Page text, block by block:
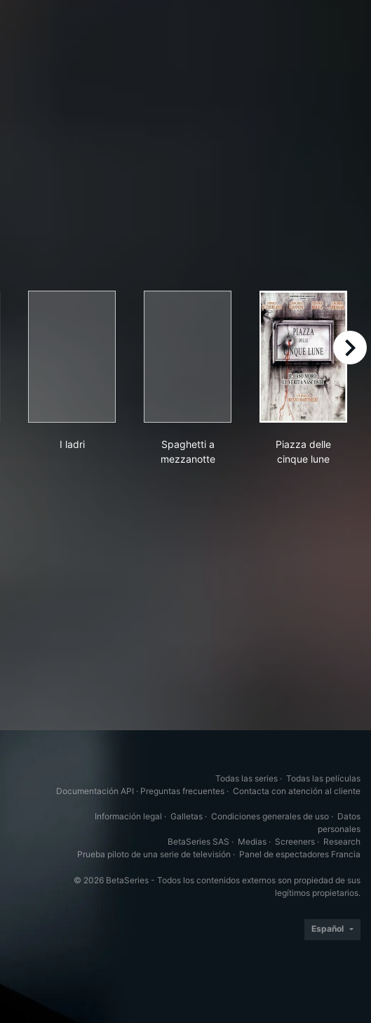
I ladri
Spaghetti a
mezzanotte
Piazza delle
cinque lune
right
Todas las series · Todas las películas
Documentación API · Preguntas frecuentes · Contacta con atención al cliente
Información legal · Galletas · Condiciones generales de uso · Datos
personales
BetaSeries SAS · Medias · Screeners · Research
Prueba piloto de una serie de televisión · Panel de espectadores Francia
© 2026 BetaSeries - Todos los contenidos externos son propiedad de sus
legítimos propietarios.
Español